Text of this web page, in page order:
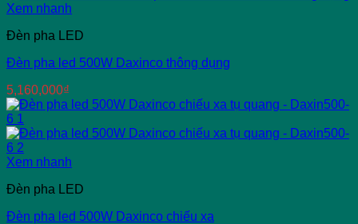
Xem nhanh
Đèn pha LED
Đèn pha led 500W Daxinco thông dụng
5,160,000₫
Xem nhanh
Đèn pha LED
Đèn pha led 500W Daxinco chiếu xa